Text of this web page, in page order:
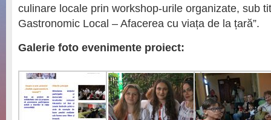
culinare locale prin workshop-urile organizate, sub
Gastronomic Local – Afacerea cu viața de la țară”.
Galerie foto evenimente proiect: